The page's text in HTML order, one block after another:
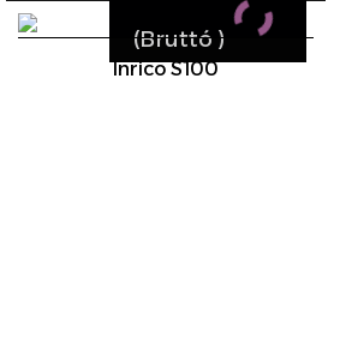
Inrico S100
(Bruttó)